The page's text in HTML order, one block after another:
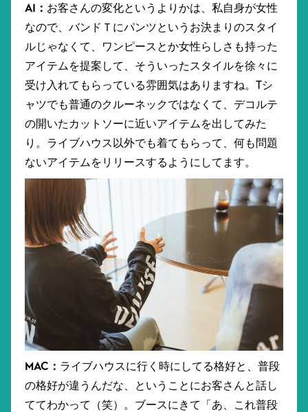
AI： お客さんの変化というよりかは、私自身が女性
なので、バンドＴにパンツというお決まりのスタイ
ルじゃなくて、ワンピースとか女性らしさも持った
アイテムを提案して、そういったスタイルを徐々に
受け入れてもらっている雰囲気はありますね。Tシ
ャツでも普通のクルーネックではなくて、デコルテ
の開いたカットソーに近いアイテムを出してみた
り。ライブハウス以外でも着てもらって、何も問題
ないアイテムをリリースするようにしてます。
MAC： ライブハウスに行く時にしてる格好と、普段
の格好が違うんだな、ということにお客さんと話し
ててわかって（笑）。ブースにきて「あ、これ普段